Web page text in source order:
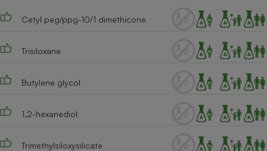
Cetyl peg/ppg-10/1 dimethicone
Trisiloxane
Butylene glycol
1,2-hexanediol
Trimethylsiloxysilicate
Climatiseur -
Ventilateur
Cafetière à expressos